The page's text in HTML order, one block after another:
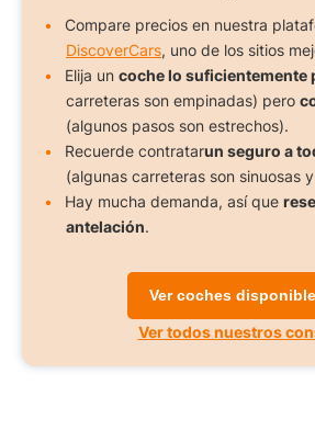
Compare precios en nuestra
DiscoverCars, uno de los sitios
Elija un coche lo suficientemente
carreteras son empinadas) pero
(algunos pasos son estrechos).
Recuerde contratarun seguro a
(algunas carreteras son sinuosas
Hay mucha demanda, así que
antelación.
Ver coches
Ver todos nuestros